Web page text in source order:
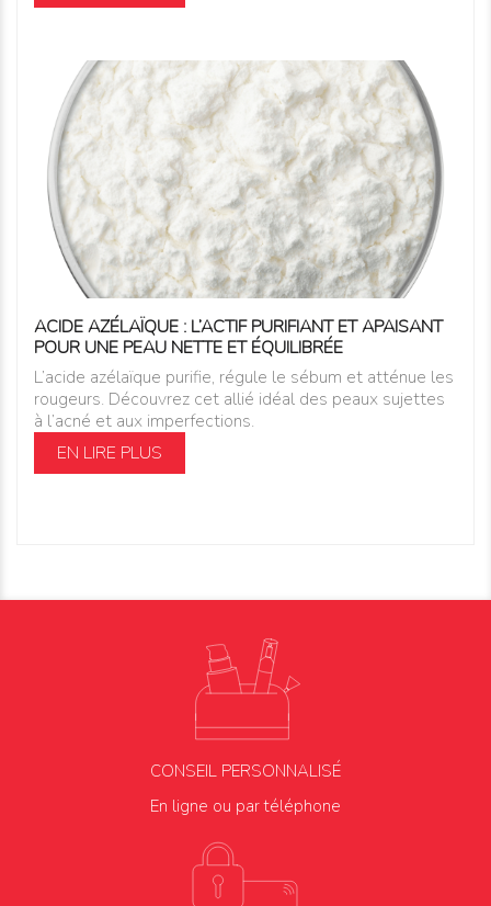
ACIDE AZÉLAÏQUE : L’ACTIF PURIFIANT ET APAISANT
POUR UNE PEAU NETTE ET ÉQUILIBRÉE
L’acide azélaïque purifie, régule le sébum et atténue les
rougeurs. Découvrez cet allié idéal des peaux sujettes
à l’acné et aux imperfections.
EN LIRE PLUS
CONSEIL PERSONNALISÉ
En ligne ou par téléphone